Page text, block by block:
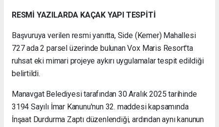
RESMİ YAZILARDA KAÇAK YAPI TESPİTİ
Başvuruya verilen resmi yanıtta, Side (Kemer) Mahallesi
727 ada 2 parsel üzerinde bulunan Vox Maris Resort'ta
ruhsat eki mimari projeye aykırı uygulamalar tespit edildiği
belirtildi.
Manavgat Belediyesi tarafından 30 Aralık 2025 tarihinde
3194 Sayılı İmar Kanunu'nun 32. maddesi kapsamında
İnşaat Durdurma Zaptı düzenlendiği, ardından aynı kanunun